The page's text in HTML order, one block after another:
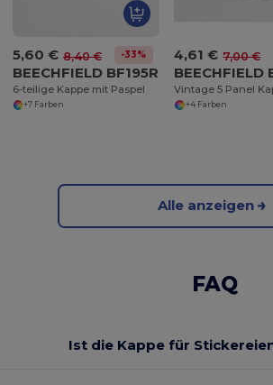
5,60 € 8,40 € -33%
BEECHFIELD BF195R
6-teilige Kappe mit Paspel
+7 Farben
4,61 € 7,00 €
BEECHFIELD
Vintage 5 Panel
+4 Farben
Alle anzeigen
FAQ
Ist die Kappe für